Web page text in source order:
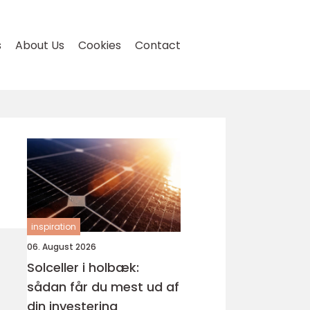
About Us Cookies Contact
inspiration
06. August 2026
Solceller i holbæk:
sådan får du mest ud af
din investering